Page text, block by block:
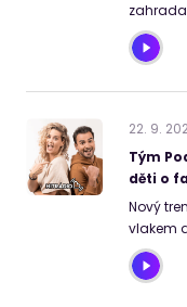
zahrada
22. 9.
Tým
děti o
Nový
vlakem